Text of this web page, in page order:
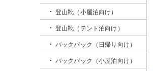
登山靴（小屋泊向け）
登山靴（テント泊向け）
バックパック（日帰り向け）
バックパック（小屋泊向け）